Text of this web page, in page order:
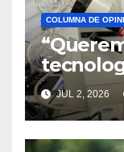
COLUMNA DE
bajo
calidad
JUL 2, 2026